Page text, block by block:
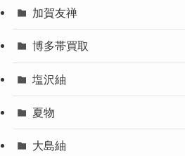
加賀友禅
博多帯買取
塩沢紬
夏物
大島紬